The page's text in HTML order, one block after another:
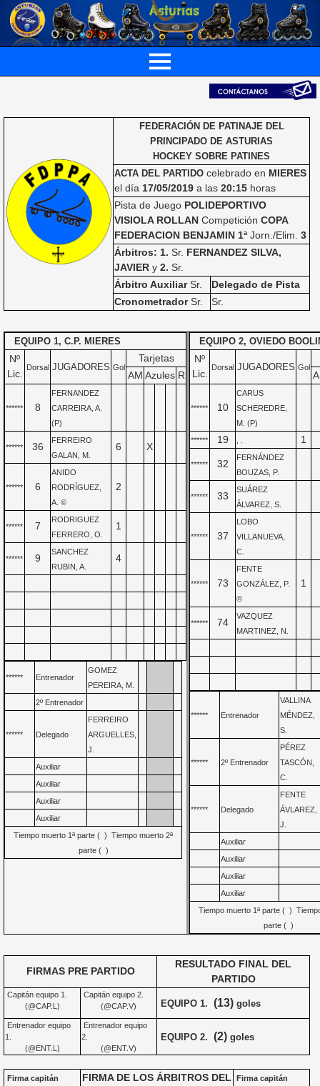
FEDERACIÓN DE PATINAJE DEL
PRINCIPADO DE ASTURIAS
HOCKEY SOBRE PATINES
ACTA DEL PARTIDO celebrado en MIERES
el día17/05/2019 a las20:15 horas
Pista de Juego POLIDEPORTIVO
VISIOLA ROLLAN CompeticiónCOPA
FEDERACION BENJAMIN 1ªJorn./Elim.3
Árbitros: 1. Sr. FERNANDEZ SILVA,
JAVIER y2. Sr.
Árbitro AuxiliarSr.
Delegado de Pista
CronometradorSr. Sr.
EQUIPO 1, C.P. MIERES
Nº
Lic.
Dorsal JUGADORES Gol
Tarjetas
AM Azules R
****** 8
FERNANDEZ
CARREIRA, A.
(P)
****** 36
FERREIRO
GALAN, M.
6 X
****** 6
ANIDO
RODRÍGUEZ,
A. ©
2
****** 7
RODRIGUEZ
FERRERO, O.
1
****** 9
SANCHEZ
RUBIN, A.
4
****** Entrenador
GOMEZ
PEREIRA, M.
2º Entrenador
****** Delegado
FERREIRO
ARGUELLES,
J.
Auxiliar
Auxiliar
Auxiliar
Auxiliar
Tiempo muerto 1ª parte ( ) Tiempo muerto 2ª
parte ( )
EQUIPO 2, OVIEDO
Nº
Lic.
Dorsal JUGADORES Gol
****** 10
CARUS
SCHEREDRE,
M. (P)
******
19 1
****** 32
FERNÁNDEZ
BOUZAS, P.
****** 33
SUÁREZ
ÁLVAREZ, S.
****** 37
LOBO
VILLANUEVA,
C.
****** 73
FENTE
GONZÁLEZ, P.
©
1
****** 74
VAZQUEZ
MARTINEZ, N.
****** Entrenador
VALLINA
MÉNDEZ,
S.
****** 2º Entrenador
PÉREZ
TASCÓN,
C.
****** Delegado
FENTE
ÁVLAREZ,
J.
Auxiliar
Auxiliar
Auxiliar
Auxiliar
Tiempo muerto 1ª parte ( )
parte ( )
FIRMAS PRE PARTIDO
RESULTADO FINAL DEL
PARTIDO
Capitán equipo 1.
(@CAP.L)
Capitán equipo 2.
(@CAP.V)
EQUIPO 1. (13) goles
Entrenador equipo
1.
(@ENT.L)
Entrenador equipo
2.
(@ENT.V)
EQUIPO 2. (2) goles
Firma capitán
FIRMA DE LOS ÁRBITROS DEL
Firma capitán